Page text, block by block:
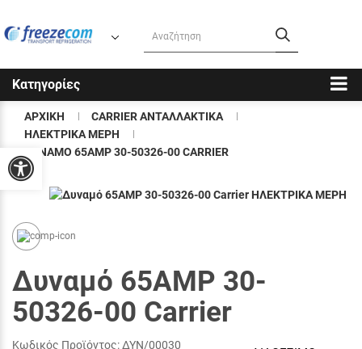
Κατηγορίες
ΑΡΧΙΚΉ
CARRIER ΑΝΤΑΛΛΑΚΤΙΚΑ
ΗΛΕΚΤΡΙΚΑ ΜΕΡΗ
ΔΥΝΑΜΌ 65AMP 30-50326-00 CARRIER
Δυναμό 65AMP 30-
50326-00 Carrier
Κωδικός Προϊόντος:ΔΥΝ/00030
Προσβασιμότητα